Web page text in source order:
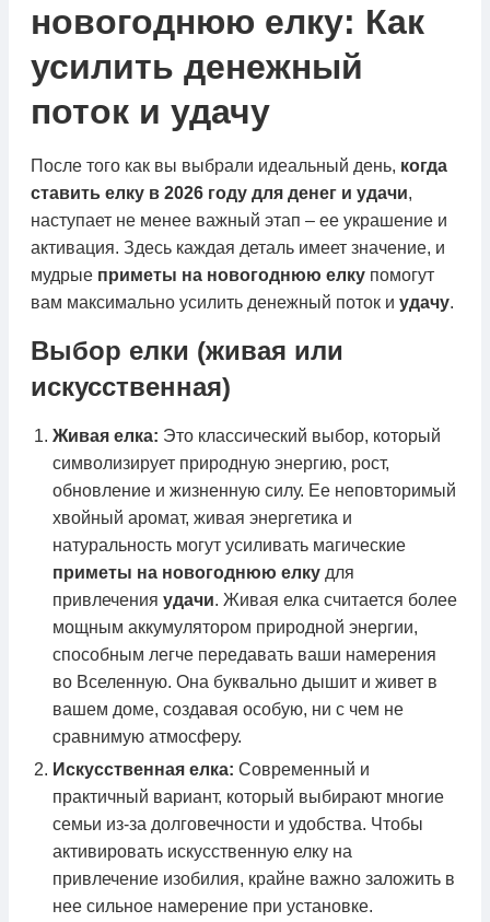
новогоднюю елку: Как
усилить денежный
поток и удачу
После того как вы выбрали идеальный день, когда
ставить елку в 2026 году для денег и удачи,
наступает не менее важный этап – ее украшение и
активация. Здесь каждая деталь имеет значение, и
мудрые приметы на новогоднюю елку помогут
вам максимально усилить денежный поток и удачу.
Выбор елки (живая или
искусственная)
Живая елка: Это классический выбор, который
символизирует природную энергию, рост,
обновление и жизненную силу. Ее неповторимый
хвойный аромат, живая энергетика и
натуральность могут усиливать магические
приметы на новогоднюю елку для
привлечения удачи. Живая елка считается более
мощным аккумулятором природной энергии,
способным легче передавать ваши намерения
во Вселенную. Она буквально дышит и живет в
вашем доме, создавая особую, ни с чем не
сравнимую атмосферу.
Искусственная елка: Современный и
практичный вариант, который выбирают многие
семьи из-за долговечности и удобства. Чтобы
активировать искусственную елку на
привлечение изобилия, крайне важно заложить в
нее сильное намерение при установке.